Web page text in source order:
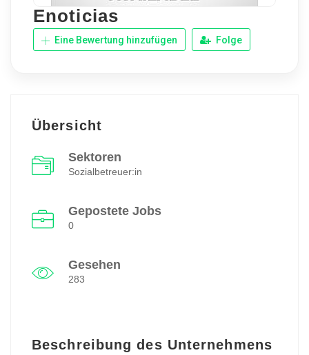
Enoticias
Eine Bewertung hinzufügen Folge
Übersicht
Sektoren
Sozialbetreuer:in
Gepostete Jobs
0
Gesehen
283
Beschreibung des Unternehmens